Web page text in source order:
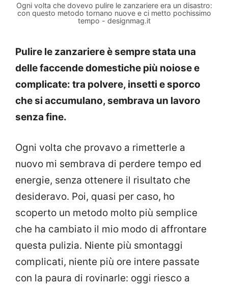
Ogni volta che dovevo pulire le zanzariere era un disastro:
con questo metodo tornano nuove e ci metto pochissimo
tempo - designmag.it
Pulire le zanzariere è sempre stata una
delle faccende domestiche più noiose e
complicate: tra polvere, insetti e sporco
che si accumulano, sembrava un lavoro
senza fine.
Ogni volta che provavo a rimetterle a
nuovo mi sembrava di perdere tempo ed
energie, senza ottenere il risultato che
desideravo. Poi, quasi per caso, ho
scoperto un metodo molto più semplice
che ha cambiato il mio modo di affrontare
questa pulizia. Niente più smontaggi
complicati, niente più ore intere passate
con la paura di rovinarle: oggi riesco a